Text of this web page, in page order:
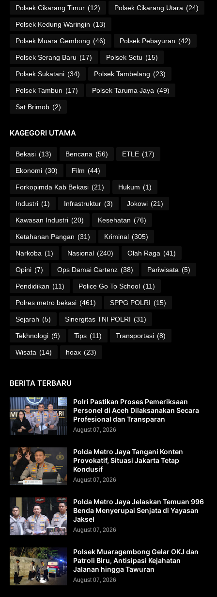
Polsek Cikarang Timur (12) Polsek Cikarang Utara (24)
Polsek Kedung Waringin (13)
Polsek Muara Gembong (46) Polsek Pebayuran (42)
Polsek Serang Baru (17) Polsek Setu (15)
Polsek Sukatani (34) Polsek Tambelang (23)
Polsek Tambun (17) Polsek Taruma Jaya (49)
Sat Brimob (2)
KAGEGORI UTAMA
Bekasi (13) Bencana (56) ETLE (17)
Ekonomi (30) Film (44)
Forkopimda Kab Bekasi (21) Hukum (1)
Industri (1) Infrastruktur (3) Jokowi (21)
Kawasan Industri (20) Kesehatan (76)
Ketahanan Pangan (31) Kriminal (305)
Narkoba (1) Nasional (240) Olah Raga (41)
Opini (7) Ops Damai Cartenz (38) Pariwisata (5)
Pendidikan (11) Police Go To School (11)
Polres metro bekasi (461) SPPG POLRI (15)
Sejarah (5) Sinergitas TNI POLRI (31)
Tekhnologi (9) Tips (11) Transportasi (8)
Wisata (14) hoax (23)
BERITA TERBARU
Polri Pastikan Proses Pemeriksaan
Personel di Aceh Dilaksanakan Secara
Profesional dan Transparan
August 07, 2026
Polda Metro Jaya Tangani Konten
Provokatif, Situasi Jakarta Tetap
Kondusif
August 07, 2026
Polda Metro Jaya Jelaskan Temuan 996
Benda Menyerupai Senjata di Yayasan
Jaksel
August 07, 2026
Polsek Muaragembong Gelar OKJ dan
Patroli Biru, Antisipasi Kejahatan
Jalanan hingga Tawuran
August 07, 2026